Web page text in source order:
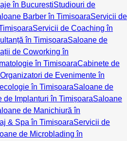
în BucureștiStudiouri de
Barber în TimișoaraServicii de
Servicii de Coaching în
în TimișoaraSaloane de
de Coworking în
în TimișoaraCabinete de
Organizatori de Evenimente în
în TimișoaraSaloane de
de Implanturi în TimișoaraSaloane
de Manichiură în
& Spa în TimișoaraServicii de
de Microblading în